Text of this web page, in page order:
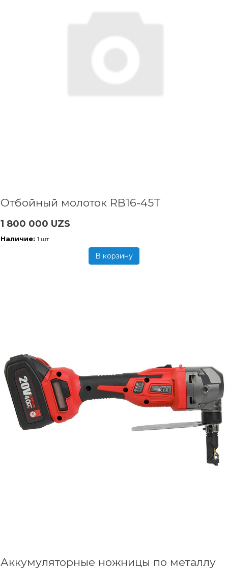
Отбойный молоток RB16-45T
1 800 000 UZS
Наличие: 1 шт
В корзину
Аккумуляторные ножницы по металлу